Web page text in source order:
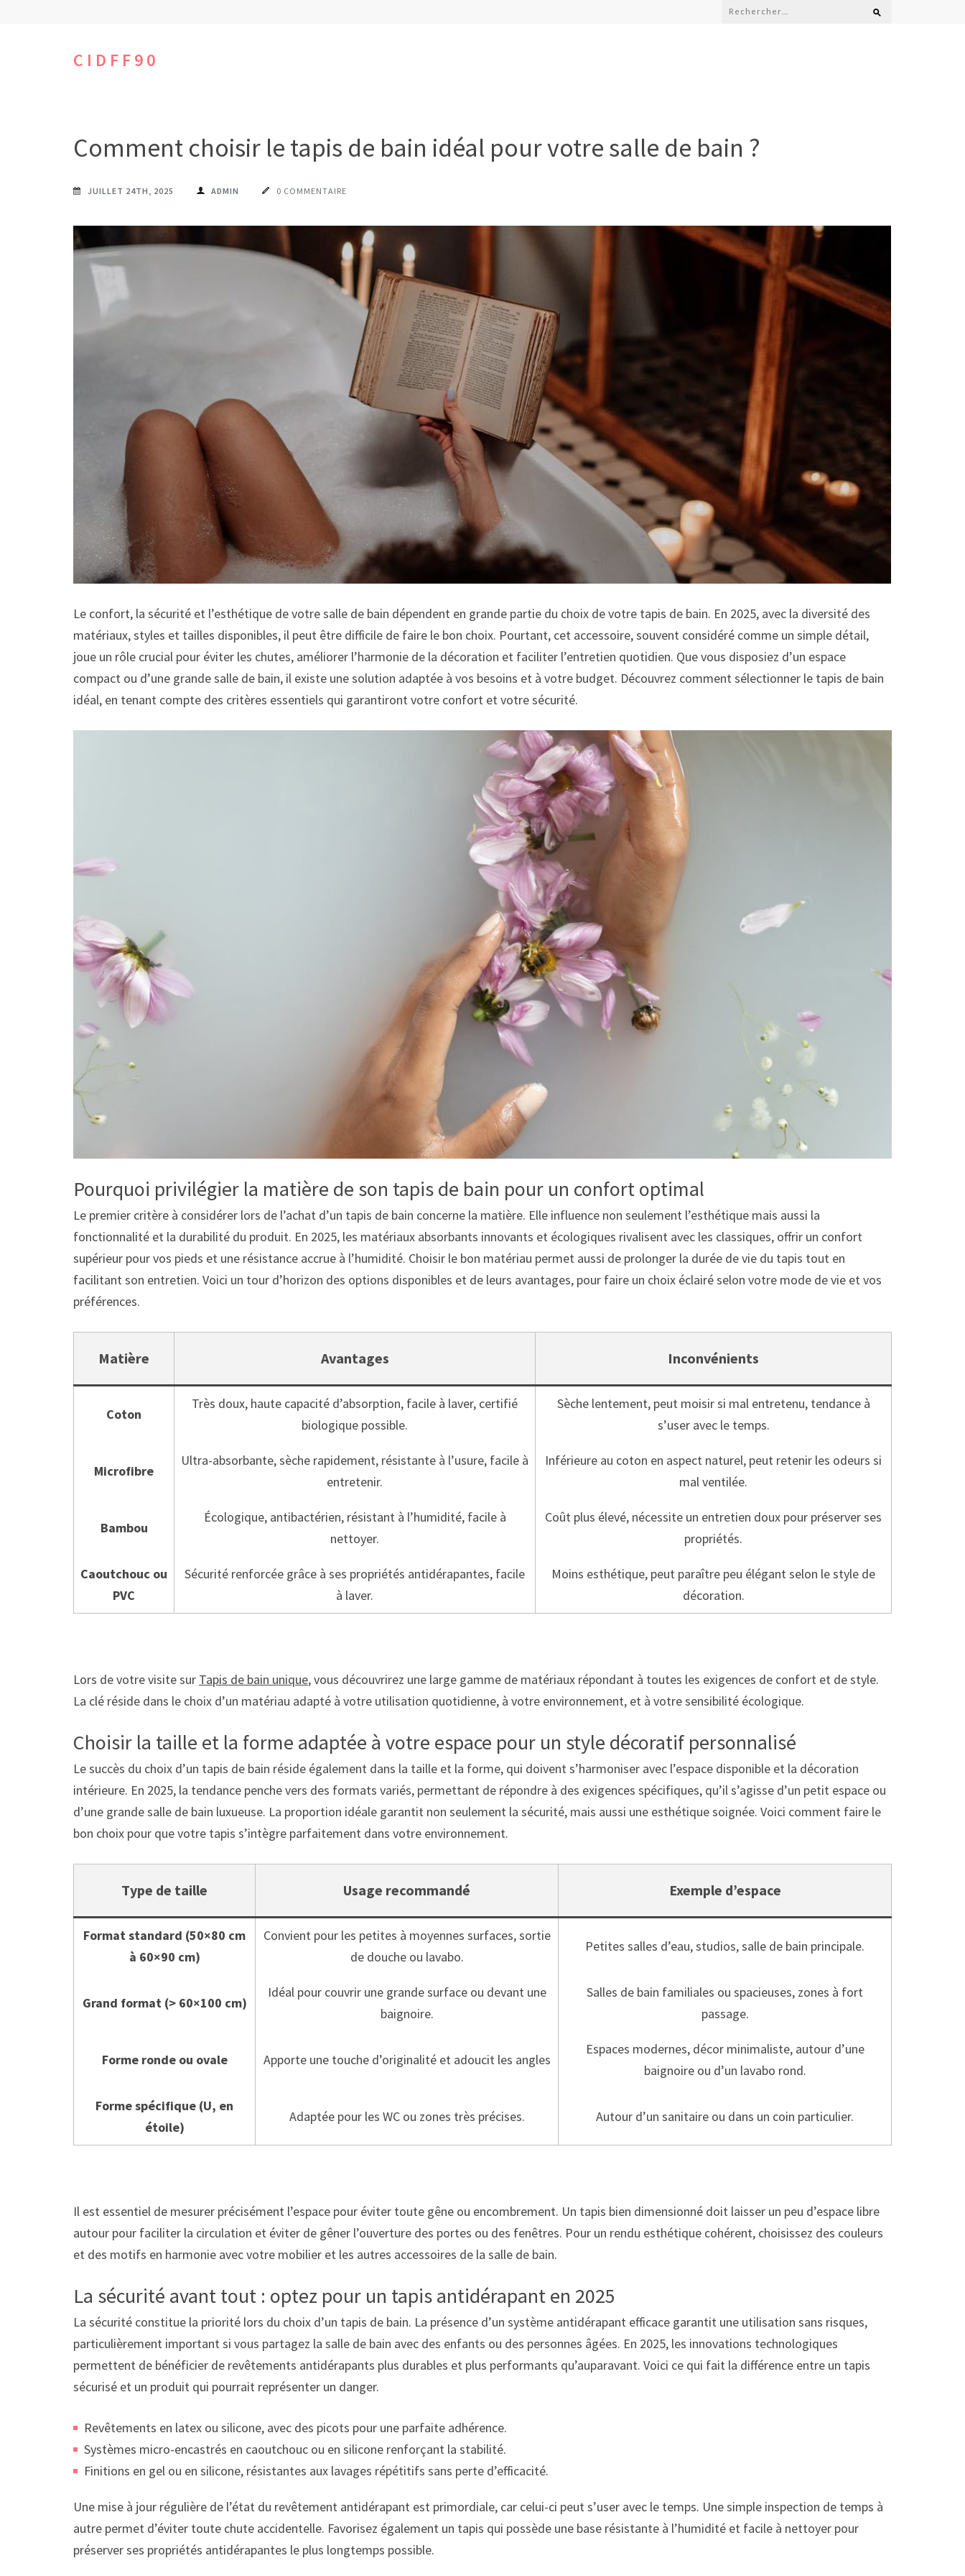
Rechercher :
CIDFF90
Comment choisir le tapis de bain idéal pour votre salle de bain ?
JUILLET 24TH, 2025 ADMIN 0 COMMENTAIRE
Le confort, la sécurité et l’esthétique de votre salle de bain dépendent en grande partie du choix de votre tapis de bain. En 2025, avec la diversité des
matériaux, styles et tailles disponibles, il peut être difficile de faire le bon choix. Pourtant, cet accessoire, souvent considéré comme un simple détail,
joue un rôle crucial pour éviter les chutes, améliorer l’harmonie de la décoration et faciliter l’entretien quotidien. Que vous disposiez d’un espace
compact ou d’une grande salle de bain, il existe une solution adaptée à vos besoins et à votre budget. Découvrez comment sélectionner le tapis de bain
idéal, en tenant compte des critères essentiels qui garantiront votre confort et votre sécurité.
Pourquoi privilégier la matière de son tapis de bain pour un confort optimal
Le premier critère à considérer lors de l’achat d’un tapis de bain concerne la matière. Elle influence non seulement l’esthétique mais aussi la
fonctionnalité et la durabilité du produit. En 2025, les matériaux absorbants innovants et écologiques rivalisent avec les classiques, offrir un confort
supérieur pour vos pieds et une résistance accrue à l’humidité. Choisir le bon matériau permet aussi de prolonger la durée de vie du tapis tout en
facilitant son entretien. Voici un tour d’horizon des options disponibles et de leurs avantages, pour faire un choix éclairé selon votre mode de vie et vos
préférences.
Matière Avantages Inconvénients
Coton
Très doux, haute capacité d’absorption, facile à laver, certifié
biologique possible.
Sèche lentement, peut moisir si mal entretenu, tendance à
s’user avec le temps.
Microfibre
Ultra-absorbante, sèche rapidement, résistante à l’usure, facile à
entretenir.
Inférieure au coton en aspect naturel, peut retenir les odeurs si
mal ventilée.
Bambou
Écologique, antibactérien, résistant à l’humidité, facile à
nettoyer.
Coût plus élevé, nécessite un entretien doux pour préserver ses
propriétés.
Caoutchouc ou
PVC
Sécurité renforcée grâce à ses propriétés antidérapantes, facile
à laver.
Moins esthétique, peut paraître peu élégant selon le style de
décoration.
Lors de votre visite sur Tapis de bain unique, vous découvrirez une large gamme de matériaux répondant à toutes les exigences de confort et de style.
La clé réside dans le choix d’un matériau adapté à votre utilisation quotidienne, à votre environnement, et à votre sensibilité écologique.
Choisir la taille et la forme adaptée à votre espace pour un style décoratif personnalisé
Le succès du choix d’un tapis de bain réside également dans la taille et la forme, qui doivent s’harmoniser avec l’espace disponible et la décoration
intérieure. En 2025, la tendance penche vers des formats variés, permettant de répondre à des exigences spécifiques, qu’il s’agisse d’un petit espace ou
d’une grande salle de bain luxueuse. La proportion idéale garantit non seulement la sécurité, mais aussi une esthétique soignée. Voici comment faire le
bon choix pour que votre tapis s’intègre parfaitement dans votre environnement.
Type de taille Usage recommandé Exemple d’espace
Format standard (50×80 cm
à 60×90 cm)
Convient pour les petites à moyennes surfaces, sortie
de douche ou lavabo.
Petites salles d’eau, studios, salle de bain principale.
Grand format (> 60×100 cm)
Idéal pour couvrir une grande surface ou devant une
baignoire.
Salles de bain familiales ou spacieuses, zones à fort
passage.
Forme ronde ou ovale Apporte une touche d’originalité et adoucit les angles
Espaces modernes, décor minimaliste, autour d’une
baignoire ou d’un lavabo rond.
Forme spécifique (U, en
étoile)
Adaptée pour les WC ou zones très précises. Autour d’un sanitaire ou dans un coin particulier.
Il est essentiel de mesurer précisément l’espace pour éviter toute gêne ou encombrement. Un tapis bien dimensionné doit laisser un peu d’espace libre
autour pour faciliter la circulation et éviter de gêner l’ouverture des portes ou des fenêtres. Pour un rendu esthétique cohérent, choisissez des couleurs
et des motifs en harmonie avec votre mobilier et les autres accessoires de la salle de bain.
La sécurité avant tout : optez pour un tapis antidérapant en 2025
La sécurité constitue la priorité lors du choix d’un tapis de bain. La présence d’un système antidérapant efficace garantit une utilisation sans risques,
particulièrement important si vous partagez la salle de bain avec des enfants ou des personnes âgées. En 2025, les innovations technologiques
permettent de bénéficier de revêtements antidérapants plus durables et plus performants qu’auparavant. Voici ce qui fait la différence entre un tapis
sécurisé et un produit qui pourrait représenter un danger.
Revêtements en latex ou silicone, avec des picots pour une parfaite adhérence.
Systèmes micro-encastrés en caoutchouc ou en silicone renforçant la stabilité.
Finitions en gel ou en silicone, résistantes aux lavages répétitifs sans perte d’efficacité.
Une mise à jour régulière de l’état du revêtement antidérapant est primordiale, car celui-ci peut s’user avec le temps. Une simple inspection de temps à
autre permet d’éviter toute chute accidentelle. Favorisez également un tapis qui possède une base résistante à l’humidité et facile à nettoyer pour
préserver ses propriétés antidérapantes le plus longtemps possible.